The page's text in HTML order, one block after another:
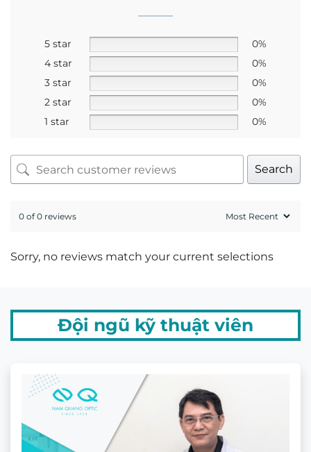
5 star
0%
4 star
0%
3 star
0%
2 star
0%
1 star
0%
Search
0 of 0 reviews
Sorry, no reviews match your current selections
Đội ngũ kỹ thuật viên